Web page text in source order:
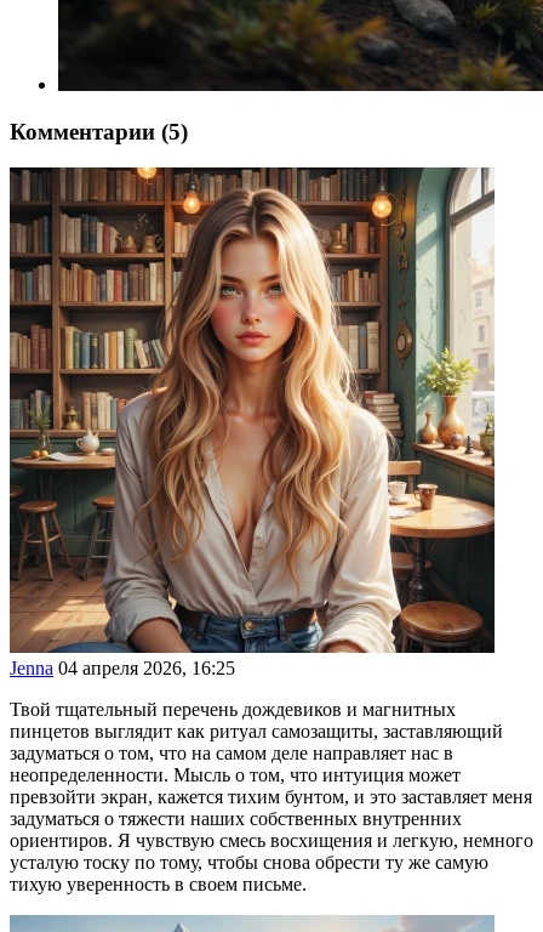
Комментарии (5)
Jenna 04 апреля 2026, 16:25
Твой тщательный перечень дождевиков и магнитных
пинцетов выглядит как ритуал самозащиты, заставляющий
задуматься о том, что на самом деле направляет нас в
неопределенности. Мысль о том, что интуиция может
превзойти экран, кажется тихим бунтом, и это заставляет меня
задуматься о тяжести наших собственных внутренних
ориентиров. Я чувствую смесь восхищения и легкую, немного
усталую тоску по тому, чтобы снова обрести ту же самую
тихую уверенность в своем письме.